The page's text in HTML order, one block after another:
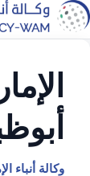
وكالة أنباء